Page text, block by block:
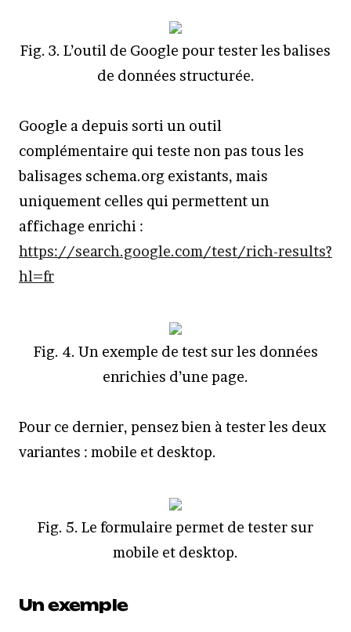
Fig. 3. L’outil de Google pour tester les balises
de données structurée.
Google a depuis sorti un outil
complémentaire qui teste non pas tous les
balisages schema.org existants, mais
uniquement celles qui permettent un
affichage enrichi :
https://search.google.com/test/rich-results?
hl=fr
Fig. 4. Un exemple de test sur les données
enrichies d’une page.
Pour ce dernier, pensez bien à tester les deux
variantes : mobile et desktop.
Fig. 5. Le formulaire permet de tester sur
mobile et desktop.
Un exemple